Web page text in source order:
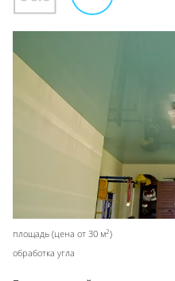
площадь (цена от 30 м2)
обработка угла